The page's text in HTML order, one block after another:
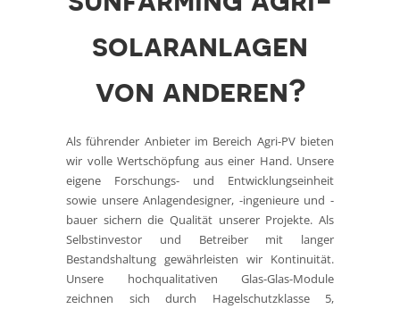
solaranlagen
von anderen?
Als führender Anbieter im Bereich Agri-PV bieten
wir volle Wertschöpfung aus einer Hand. Unsere
eigene Forschungs- und Entwicklungseinheit
sowie unsere Anlagendesigner, -ingenieure und -
bauer sichern die Qualität unserer Projekte. Als
Selbstinvestor und Betreiber mit langer
Bestandshaltung gewährleisten wir Kontinuität.
Unsere hochqualitativen Glas-Glas-Module
zeichnen sich durch Hagelschutzklasse 5,